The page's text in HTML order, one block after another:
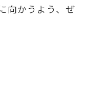
向かうよう、ぜ